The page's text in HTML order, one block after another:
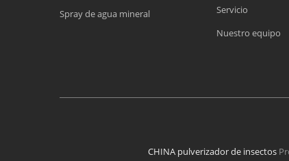
Spray de agua mineral
Servicio
Nuestro equipo
CHINA pulverizador de insectos